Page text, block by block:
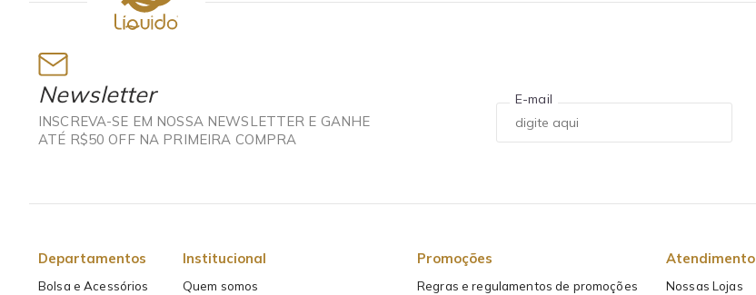
Newsletter
INSCREVA-SE EM NOSSA NEWSLETTER E GANHE
ATÉ R$50 OFF NA PRIMEIRA COMPRA
E-mail
Departamentos
Bolsa e Acessórios
Institucional
Quem somos
Promoções
Regras e regulamentos de promoções
Atendimento
Nossas Lojas